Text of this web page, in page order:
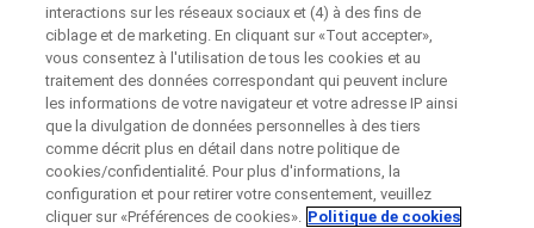
Pourquoi participer à une étude clinique ?
Contacter directement Roche pour toutes
questions
Contact the hospital directly
Informations personnelles
Prénom
Directly contact the sponsor for questions
Request a call back
Prénom
interactions sur les réseaux sociaux et (4) à des fins de
ciblage et de marketing. En cliquant sur «Tout accepter»,
vous consentez à l'utilisation de tous les cookies et au
traitement des données correspondant qui peuvent inclure
les informations de votre navigateur et votre adresse IP ainsi
que la divulgation de données personnelles à des tiers
comme décrit plus en détail dans notre politique de
cookies/confidentialité. Pour plus d'informations, la
configuration et pour retirer votre consentement, veuillez
cliquer sur «Préférences de cookies». Politique de cookies